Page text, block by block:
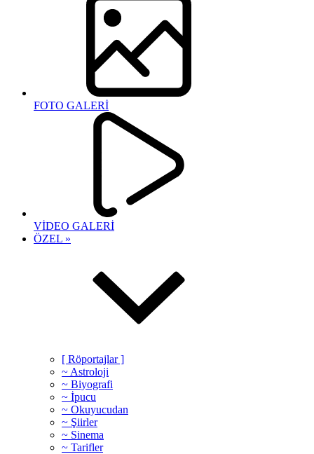
FOTO GALERİ
VİDEO GALERİ
ÖZEL »
[ Röportajlar ]
~ Astroloji
~ Biyografi
~ İpucu
~ Okuyucudan
~ Şiirler
~ Sinema
~ Tarifler